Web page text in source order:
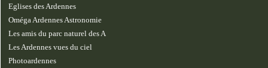
Eglises des Ardennes
Oméga Ardennes Astronomie
Les amis du parc naturel des A
Les Ardennes vues du ciel
Photoardennes